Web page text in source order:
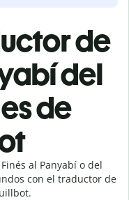
de
del
de
al Panyabí o del
con el traductor de